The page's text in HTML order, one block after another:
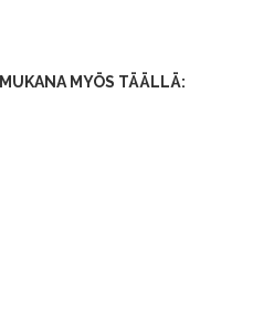
MYÖS TÄÄLLÄ: